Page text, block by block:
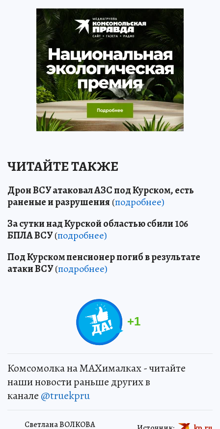
ЧИТАЙТЕ ТАКЖЕ
Дрон ВСУ атаковал АЗС под Курском, есть
раненые и разрушения (подробнее)
За сутки над Курской областью сбили 106
БПЛА ВСУ(подробнее)
Под Курском пенсионер погиб в результате
атаки ВСУ(подробнее)
+1
Комсомолка на MAXималках - читайте
наши новости раньше других в
канале @truekpru
Светлана ВОЛКОВА